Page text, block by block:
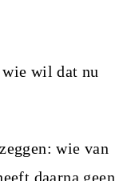
wil dat nu
wie van
daarna geen